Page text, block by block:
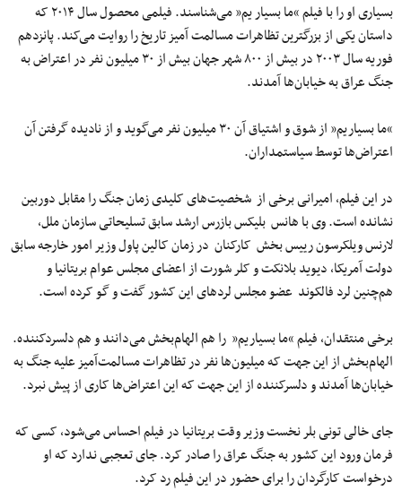
بسیاری او را با فیلم “ما بسیار یم” می‌شناسند. فیلمی محصول سال ۲۰۱۴ که
داستان یکی از بزرگترین تظاهرات مسالمت آمیز تاریخ را روایت می‌کند. پانزدهم
فوریه سال ۲۰۰۳ در بیش از ۸۰۰ شهر جهان بیش از ۳۰ میلیون نفر در اعتراض به
جنگ عراق به خیابان‌ها آمدند.
“ما بسیاریم” از شوق و اشتیاق آن ۳۰ میلیون نفر می‌گوید و از نادیده گرفتن آن
اعتراض‌ها توسط سیاستمداران.
در این فیلم، امیرانی برخی از شخصیت‌های کلیدی زمان جنگ را مقابل دوربین
نشانده است. وی با هانس بلیکس بازرس ارشد سابق تسلیحاتی سازمان ملل،
لارنس ویلکرسون رییس بخش کارکنان در زمان کالین پاول وزیر امور خارجه سابق
دولت آمریکا، دیوید بلانکت و کلر شورت از اعضای مجلس عوام بریتانیا و
هم‌چنین لرد فالکوند عضو مجلس لردهای این کشور گفت و گو کرده است.
برخی منتقدان، ‌فیلم “ما بسیاریم” را هم الهام‌بخش می‌دانند و هم دلسردکننده.
الهام‌بخش از این جهت که میلیون‌ها نفر در تظاهرات مسالمت‌آمیز علیه جنگ به
خیابان‌ها آمدند و دلسرکننده از این جهت که این اعتراض‌ها کاری از پیش نبرد.
جای خالی تونی بلر نخست وزیر وقت بریتانیا در فیلم احساس می‌شود، ‌کسی که
فرمان ورود این کشور به جنگ عراق را صادر کرد. جای تعجبی ندارد که او
درخواست کارگردان را برای حضور در این فیلم رد کرد.